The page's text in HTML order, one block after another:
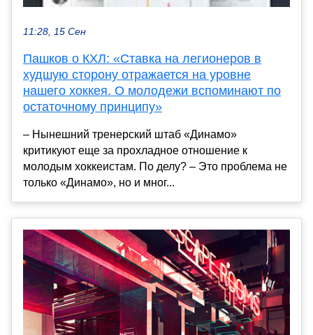
11:28, 15 Сен
Пашков о КХЛ: «Ставка на легионеров в
худшую сторону отражается на уровне
нашего хоккея. О молодежи вспоминают по
остаточному принципу»
– Нынешний тренерский штаб «Динамо»
критикуют еще за прохладное отношение к
молодым хоккеистам. По делу? – Это проблема не
только «Динамо», но и мног...